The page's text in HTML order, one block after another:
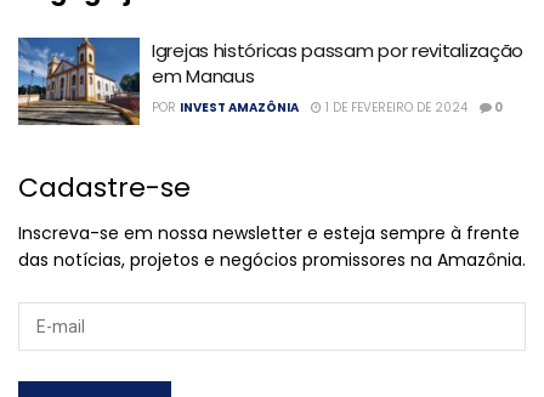
Igrejas históricas passam por revitalização
em Manaus
POR INVEST AMAZÔNIA 1 DE FEVEREIRO DE 2024 0
Cadastre-se
Inscreva-se em nossa newsletter e esteja sempre à frente
das notícias, projetos e negócios promissores na Amazônia.